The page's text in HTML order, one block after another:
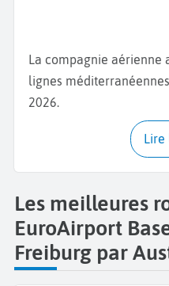
La compagnie aérienne
lignes
2026.
Les meilleures
EuroAirport
Freiburg par